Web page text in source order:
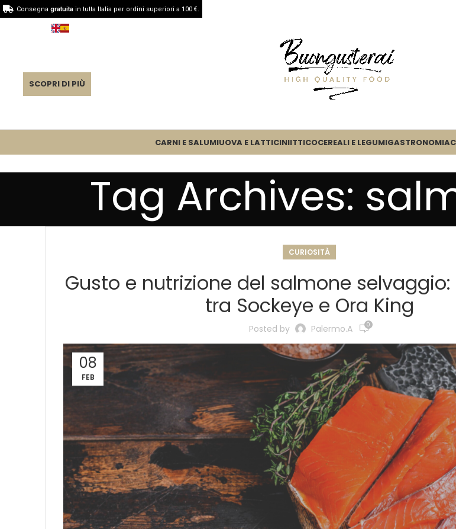
SCOPRI DI PIÙ
CARNI E SALUMIUOVA E LATTICINIITTICOCEREALI E LEGUMIGASTRONOMIA
Tag Archives:
CURIOSITÀ
Gusto e nutrizione del salmone
tra Sockeye e Ora King
Posted by Palermo.a 0
08
FEB
Consegna gratuitain tutta Italia per ordini superiori a 100 €.